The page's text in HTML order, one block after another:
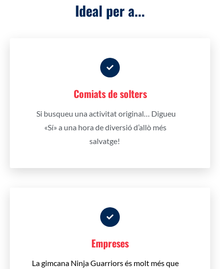
Ideal per a...
Comiats de solters
Si busqueu una activitat original… Digueu
«Sí» a una hora de diversió d’allò més
salvatge!
Empreses
La gimcana Ninja Guarriors és molt més que